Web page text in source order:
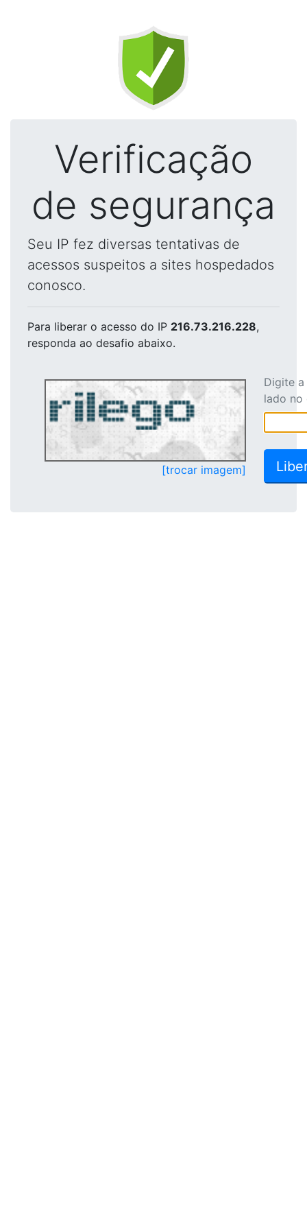
Verificação
de segurança
Seu IP fez diversas tentativas de
acessos suspeitos a sites hospedados
conosco.
Para liberar o acesso do IP 216.73.216.228,
responda ao desafio abaixo.
[trocar imagem]
Digite
lado no